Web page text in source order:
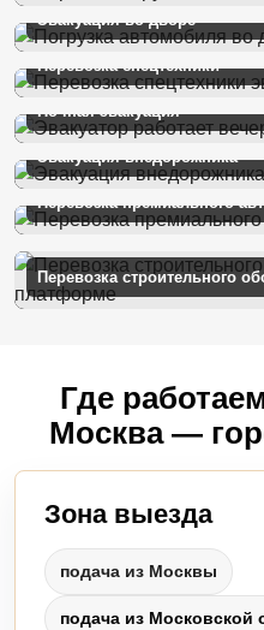
Эвакуация во дворе
Перевозка спецтехники
Ночная эвакуация
Эвакуация внедорожника
Перевозка премиального
Перевозка строительного
Где
Москва —
Зона выезда
подача из Москвы
подача из Московской